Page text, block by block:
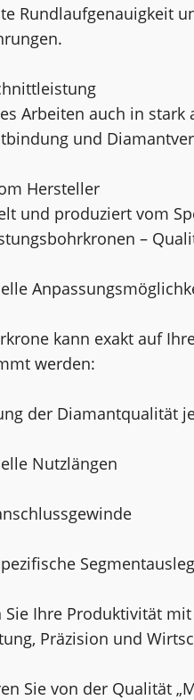
Rundlaufgenauigkeit
Arbeiten auch in
und
Hersteller
und produziert vom
–
kann exakt auf
werden:
der Diamantqualität
Nutzlängen
Sie Ihre Produktivität
Präzision und
Sie von der Qualität